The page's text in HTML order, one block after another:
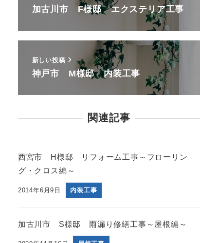
加古川市 F様邸 エクステリア工事
新しい投稿
神戸市 M様邸 内装工事
関連記事
西宮市 H様邸 リフォーム工事～フローリン
グ・クロス編～
2014年6月9日 内装工事
加古川市 S様邸 雨漏り修繕工事～屋根編～